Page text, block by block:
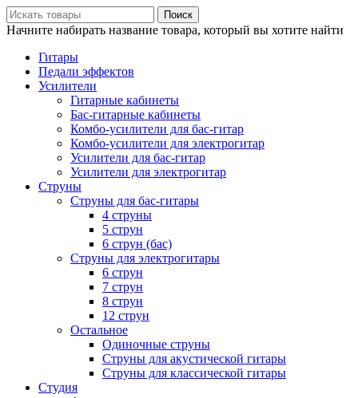
Поиск
Начните набирать название товара, который вы хотите найти
Гитары
Педали эффектов
Усилители
Гитарные кабинеты
Бас-гитарные кабинеты
Комбо-усилители для бас-гитар
Комбо-усилители для электрогитар
Усилители для бас-гитар
Усилители для электрогитар
Струны
Струны для бас-гитары
4 струны
5 струн
6 струн (бас)
Струны для электрогитары
6 струн
7 струн
8 струн
12 струн
Остальное
Одиночные струны
Струны для акустической гитары
Струны для классической гитары
Студия